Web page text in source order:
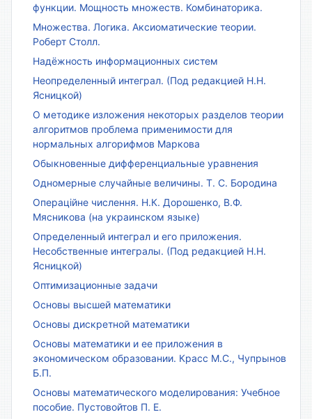
функции. Мощность множеств. Комбинаторика.
Множества. Логика. Аксиоматические теории.
Роберт Столл.
Надёжность информационных систем
Неопределенный интеграл. (Под редакцией Н.Н.
Ясницкой)
О методике изложения некоторых разделов теории
алгоритмов проблема применимости для
нормальных алгорифмов Маркова
Обыкновенные дифференциальные уравнения
Одномерные случайные величины. Т. С. Бородина
Операційне числення. Н.К. Дорошенко, В.Ф.
Мясникова (на украинском языке)
Определенный интеграл и его приложения.
Несобственные интегралы. (Под редакцией Н.Н.
Ясницкой)
Оптимизационные задачи
Основы высшей математики
Основы дискретной математики
Основы математики и ее приложения в
экономическом образовании. Красс М.С., Чупрынов
Б.П.
Основы математического моделирования: Учебное
пособие. Пустовойтов П. Е.